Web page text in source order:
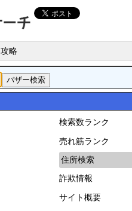
攻略
検索数ランク
売れ筋ランク
住所検索
詐欺情報
サイト概要